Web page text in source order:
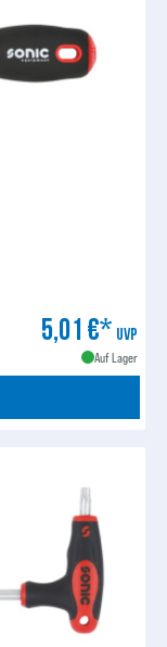
5,01 €* UVP
Auf Lager